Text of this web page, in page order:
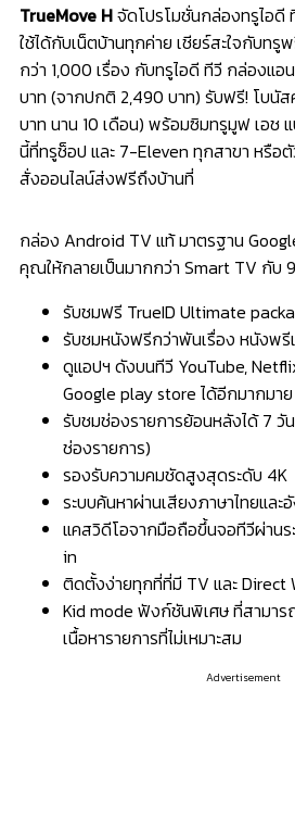
TrueMove Hจัดโปรโมชั่นกล่องทรูไอ
ใช้ได้กับเน็ตบ้านทุกค่าย เชียร์สะใจกับท
กว่า 1,000 เรื่อง กับทรูไอดี ทีวี กล่องแ
บาท (จากปกติ 2,490 บาท) รับฟรี! โบนัส
บาท นาน 10 เดือน) พร้อมซิมทรูมูฟ เอช
นี้ที่ทรูช็อป และ 7-Eleven ทุกสาขา หรือตั
สั่งออนไลน์ส่งฟรีถึงบ้านที่
กล่อง Android TV แท้ มาตรฐาน
คุณให้กลายเป็นมากกว่า Smart TV กับ
รับชมฟรี TrueID Ultimate
รับชมหนังฟรีกว่าพันเรื่อง หนังพรี
ดูแอปฯ ดังบนทีวี YouTube,
Google play store ได้อีกมากมาย
รับชมช่องรายการย้อนหลังได้ 7 วั
ช่องรายการ)
รองรับความคมชัดสูงสุดระดับ 4K
ระบบค้นหาผ่านเสียงภาษาไทยและ
แคสวิดีโอจากมือถือขึ้นจอทีวีผ่าน
in
ติดตั้งง่ายทุกที่ที่มี TV และ Direct
Kid mode ฟังก์ชันพิเศษ ที่สามา
เนื้อหารายการที่ไม่เหมาะสม
Advertisement